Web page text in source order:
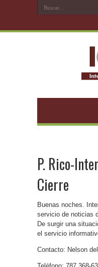
P. Rico-
Cierre
Buenas noches.
servicio de noticias
De surgir una
el servicio
Contacto: Nelson